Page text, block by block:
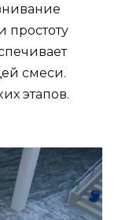
простоту
смеси.
этапов.